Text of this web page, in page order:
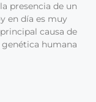
presencia de un
en día es muy
causa de
humana